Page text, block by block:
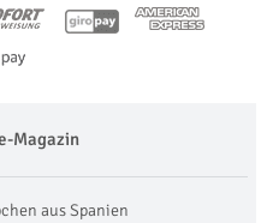
Magazin
aus Spanien